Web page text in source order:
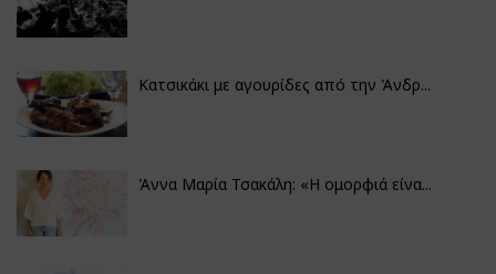
Κατσικάκι με αγουρίδες από την Άνδρ...
Άννα Μαρία Τσακάλη: «Η ομορφιά είνα...